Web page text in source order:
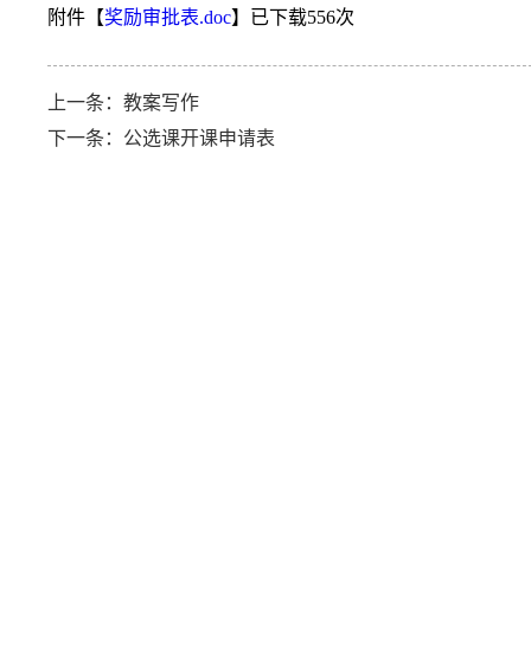
附件【奖励审批表.doc】已下载556次
上一条： 教案写作
下一条： 公选课开课申请表